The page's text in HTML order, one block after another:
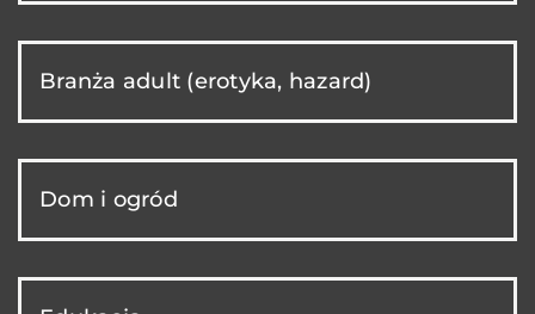
Branża adult (erotyka, hazard)
Dom i ogród